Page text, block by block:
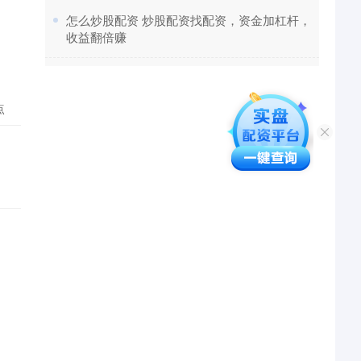
​怎么炒股配资 炒股配资找配资，资金加杠杆，
收益翻倍赚